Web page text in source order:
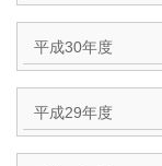
平成30年度
平成29年度